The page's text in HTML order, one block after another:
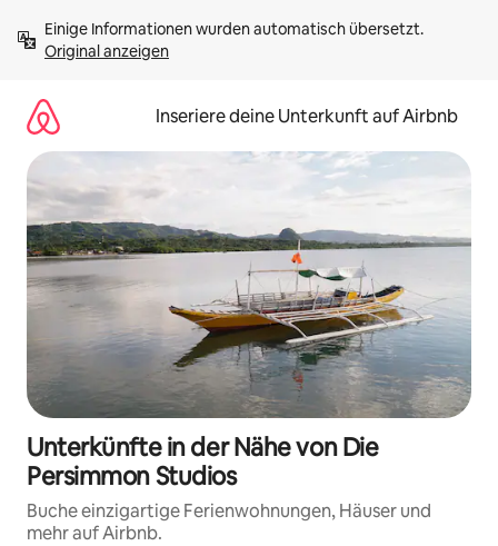
Inhalten
springenOriginal anzeigen
Inseriere deine Unterkunft auf Airbnb
Unterkünfte in der Nähe von Die
Persimmon Studios
Buche einzigartige Ferienwohnungen, Häuser und
mehr auf Airbnb.